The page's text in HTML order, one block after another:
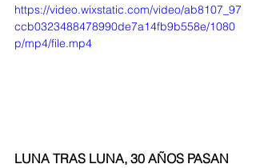
https://video.wixstatic.com/video/ab8107_97
ccb0323488478990de7a14fb9b558e/1080
p/mp4/file.mp4
LUNA TRAS LUNA, 30 AÑOS PASAN